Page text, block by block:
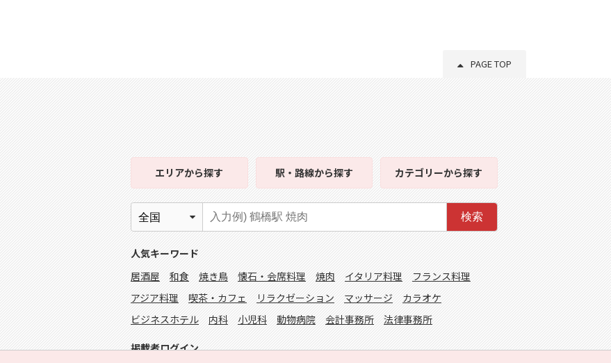
PAGE TOP
エリアから探す 駅・路線から探す カテゴリーから探す
検索
人気キーワード
居酒屋
和食 焼き鳥 懐石・会席料理 焼肉 イタリア料理
フランス料理
アジア料理
喫茶・カフェ リラクゼーション マッサージ
カラオケ
ビジネスホテル
内科 小児科 動物病院 会計事務所 法律事務所
掲載者ログイン